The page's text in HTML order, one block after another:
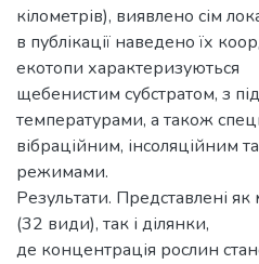
кілометрів), виявлено сім
в публікації наведено їх
екотопи характеризуються
щебенистим субстратом, з
температурами, а також
вібраційним, інсоляційним
режимами.
Результати. Представлені як
(32 види), так і ділянки,
де концентрація рослин